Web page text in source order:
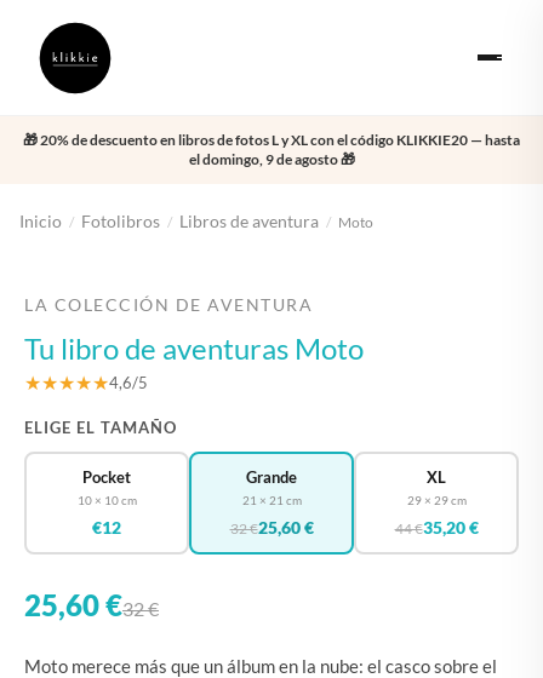
🎁 20% de descuento en libros de fotos L y XL con el código KLIKKIE20 — hasta
el domingo, 9 de agosto 🎁
Inicio / Fotolibros / Libros de aventura / Moto
LA COLECCIÓN DE AVENTURA
Tu libro de aventuras Moto
★★★★★4,6/5
ELIGE EL TAMAÑO
Pocket
10 × 10 cm
€12
Grande
21 × 21 cm
32 €25,60 €
XL
29 × 29 cm
44 €35,20 €
25,60 €32 €
Moto merece más que un álbum en la nube: el casco sobre el